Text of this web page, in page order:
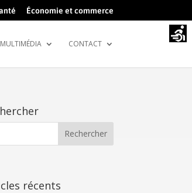
Économie et commerce
MULTIMÉDIA CONTACT
récents